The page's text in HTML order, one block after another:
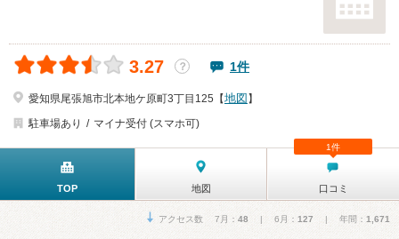
3.27 ？ 1件
愛知県尾張旭市北本地ケ原町3丁目125【地図 】
駐車場あり
マイナ受付 (スマホ可)
TOP 地図 口コミ
1件
アクセス数 7月： 48 | 6月： 127 | 年間： 1,671